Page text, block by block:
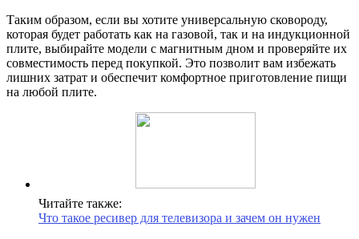
Таким образом, если вы хотите универсальную сковороду,
которая будет работать как на газовой, так и на индукционной
плите, выбирайте модели с магнитным дном и проверяйте их
совместимость перед покупкой. Это позволит вам избежать
лишних затрат и обеспечит комфортное приготовление пищи
на любой плите.
Читайте также:
Что такое ресивер для телевизора и зачем он нужен